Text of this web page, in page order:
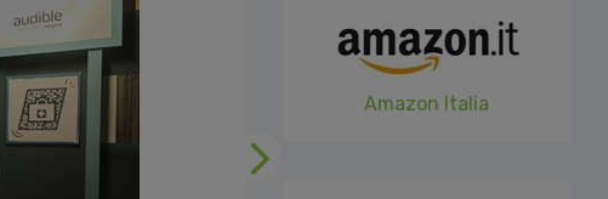
Successivo
Amazon Italia